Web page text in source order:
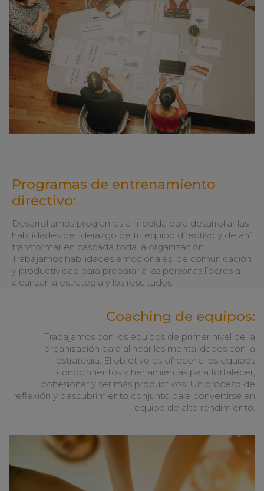
Programas de entrenamiento
directivo:
Desarrollamos programas a medida para desarrollar las
habilidades de liderazgo de tu equipo directivo y de ahí
transformar en cascada toda la organización.
Trabajamos habilidades emocionales, de comunicación
y productividad para preparar a las personas líderes a
alcanzar la estrategia y los resultados.
Coaching de equipos:
Trabajamos con los equipos de primer nivel de la
organización para alinear las mentalidades con la
estrategia. El objetivo es ofrecer a los equipos
conocimientos y herramientas para fortalecer,
cohesionar y ser más productivos. Un proceso de
reflexión y descubrimiento conjunto para convertirse en
equipo de alto rendimiento.